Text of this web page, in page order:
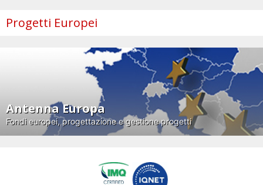
Progetti Europei
Antenna Europa
Fondi europei, progettazione e gestione progetti